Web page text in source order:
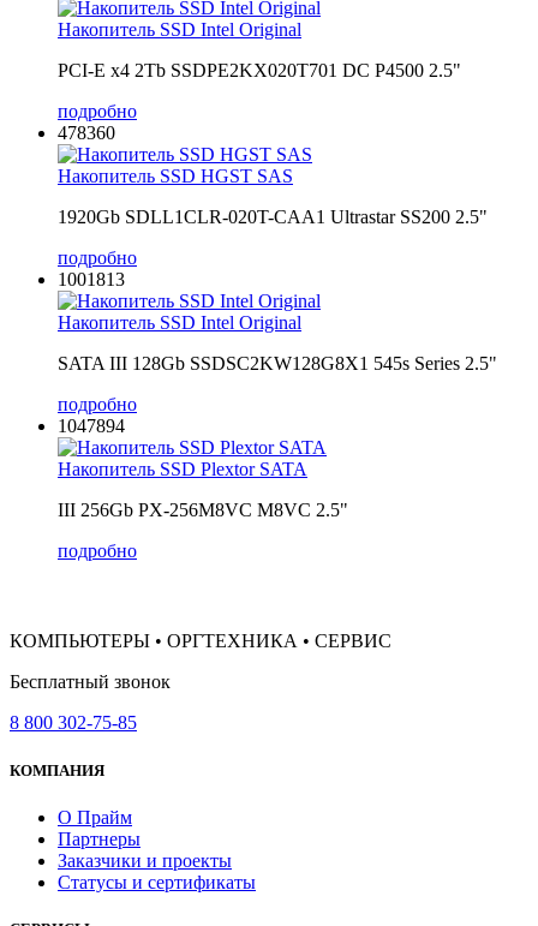
Накопитель SSD Intel Original
PCI-E x4 2Tb SSDPE2KX020T701 DC P4500 2.5"
подробно
478360
Накопитель SSD HGST SAS
1920Gb SDLL1CLR-020T-CAA1 Ultrastar SS200 2.5"
подробно
1001813
Накопитель SSD Intel Original
SATA III 128Gb SSDSC2KW128G8X1 545s Series 2.5"
подробно
1047894
Накопитель SSD Plextor SATA
III 256Gb PX-256M8VC M8VC 2.5"
подробно
КОМПЬЮТЕРЫ • ОРГТЕХНИКА • СЕРВИС
Бесплатный звонок
8 800 302-75-85
КОМПАНИЯ
О Прайм
Партнеры
Заказчики и проекты
Статусы и сертификаты